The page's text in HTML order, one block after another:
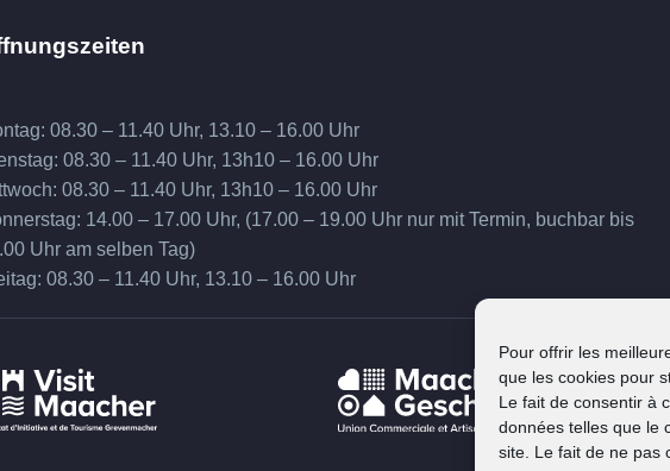
Pour offrir les
que les cookies pour
Le fait de consentir à
données telles que le
site. Le fait de ne pas
08.30 – 11.40 Uhr, 13.10 – 16.00 Uhr
08.30 – 11.40 Uhr, 13h10 – 16.00 Uhr
08.30 – 11.40 Uhr, 13h10 – 16.00 Uhr
14.00 – 17.00 Uhr, (17.00 – 19.00 Uhr nur mit Termin, buchbar bis
Uhr am selben Tag)
08.30 – 11.40 Uhr, 13.10 – 16.00 Uhr